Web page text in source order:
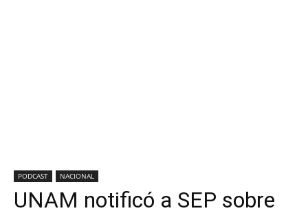
PODCAST NACIONAL
UNAM notificó a SEP sobre